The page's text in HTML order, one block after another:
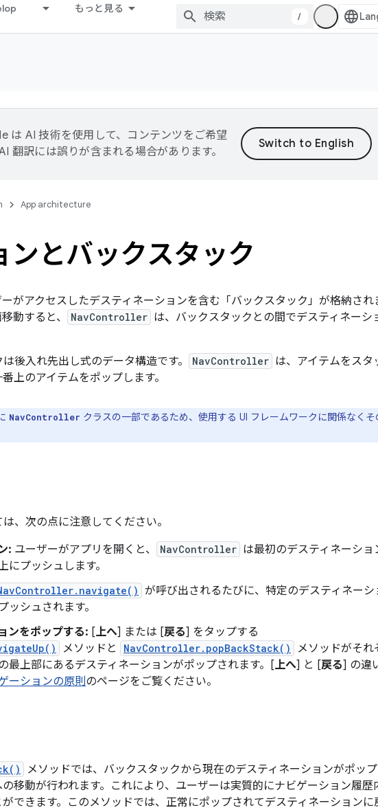
もっと見る
/
は AI 技術を使用して、コンテンツをご希望
翻訳には誤りが含まれる場合があります。
App architecture
ンとバックスタック
がアクセスしたデスティネーションを含む「バックスタック」が格納され
動すると、
NavController は、バックスタックとの間でデスティネーシ
後入れ先出し式のデータ構造です。
NavController は、アイテムをスタ
上のアイテムをポップします。
NavController クラスの一部であるため、使用する UI フレームワークに関係なくそ
、次の点に注意してください。
: ユーザーがアプリを開くと、 NavController は最初のデスティネーショ
にプッシュします。
が呼び出されるたびに、特定のデスティネーシ
ッシュされます。
ンをポップする: [上へ] または [戻る] をタップする
メソッドと NavController.popBackStack()
メソッドがそれ
最上部にあるデスティネーションがポップされます。[上へ] と [戻る] の違
ーションの原則のページをご覧ください。
メソッドでは、バックスタックから現在のデスティネーションがポッ
移動が行われます。これにより、ユーザーは実質的にナビゲーション履歴
できます。このメソッドでは、正常にポップされてデスティネーションに